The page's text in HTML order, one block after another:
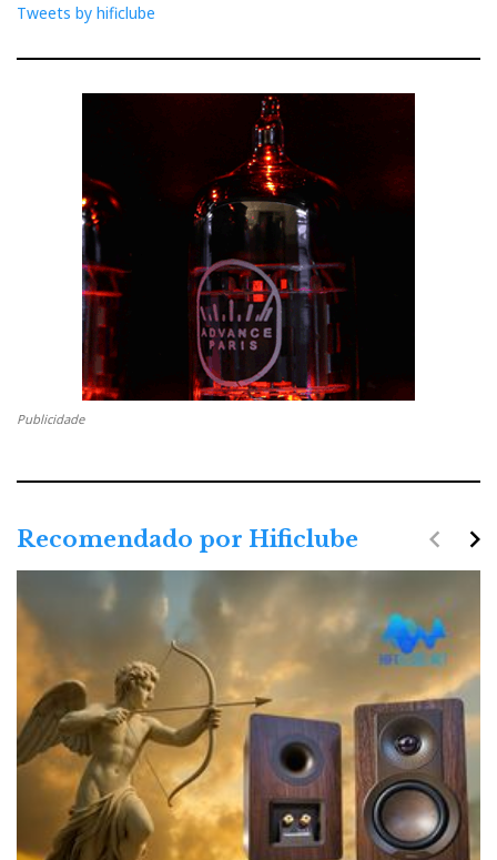
Tweets by hificlube
Publicidade
Recomendado por Hificlube navigate_next
navigate_before